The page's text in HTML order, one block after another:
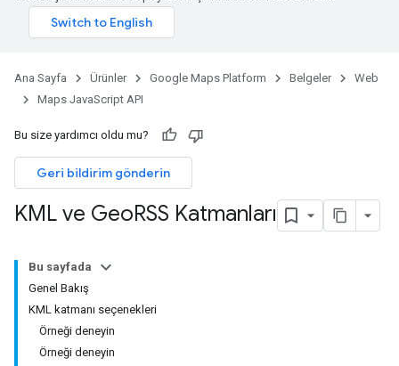
Ana Sayfa Ürünler Google Maps Platform Belgeler
Web
Maps JavaScript API
Bu size yardımcı oldu mu?
Geri bildirim gönderin
KML ve GeoRSS Katmanları
Bu sayfada
Genel Bakış
KML katmanı seçenekleri
Örneği deneyin
Örneği deneyin